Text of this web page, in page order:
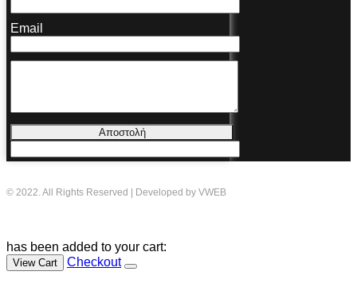
Email
Αποστολή
© 2022. All Rights Reserved | Developed by VWEB
has been added to your cart:
View Cart Checkout